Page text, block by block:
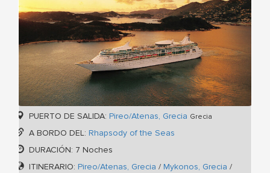
PUERTO DE SALIDA: Pireo/Atenas, Grecia Grecia
A BORDO DEL: Rhapsody of the Seas
DURACIÓN: 7 Noches
ITINERARIO: Pireo/Atenas, Grecia / Mykonos, Grecia /